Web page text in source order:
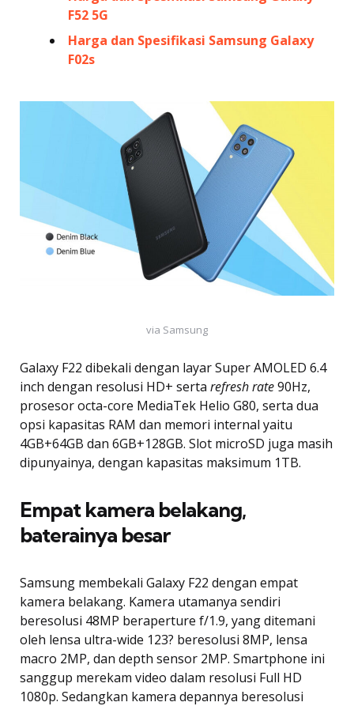
F52 5G
Harga dan Spesifikasi Samsung Galaxy
F02s
via Samsung
Galaxy F22 dibekali dengan layar Super AMOLED 6.4
inch dengan resolusi HD+ serta refresh rate90Hz,
prosesor octa-core MediaTek Helio G80, serta dua
opsi kapasitas RAM dan memori internal yaitu
4GB+64GB dan 6GB+128GB. Slot microSD juga masih
dipunyainya, dengan kapasitas maksimum 1TB.
Empat kamera belakang,
baterainya besar
Samsung membekali Galaxy F22 dengan empat
kamera belakang. Kamera utamanya sendiri
beresolusi 48MP beraperture f/1.9, yang ditemani
oleh lensa ultra-wide 123? beresolusi 8MP, lensa
macro 2MP, dan depth sensor 2MP. Smartphone ini
sanggup merekam video dalam resolusi Full HD
1080p. Sedangkan kamera depannya beresolusi